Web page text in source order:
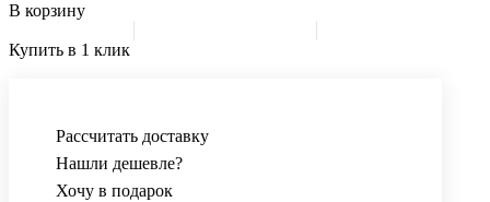
В корзину
Купить в 1 клик
Рассчитать доставку
Нашли дешевле?
Хочу в подарок